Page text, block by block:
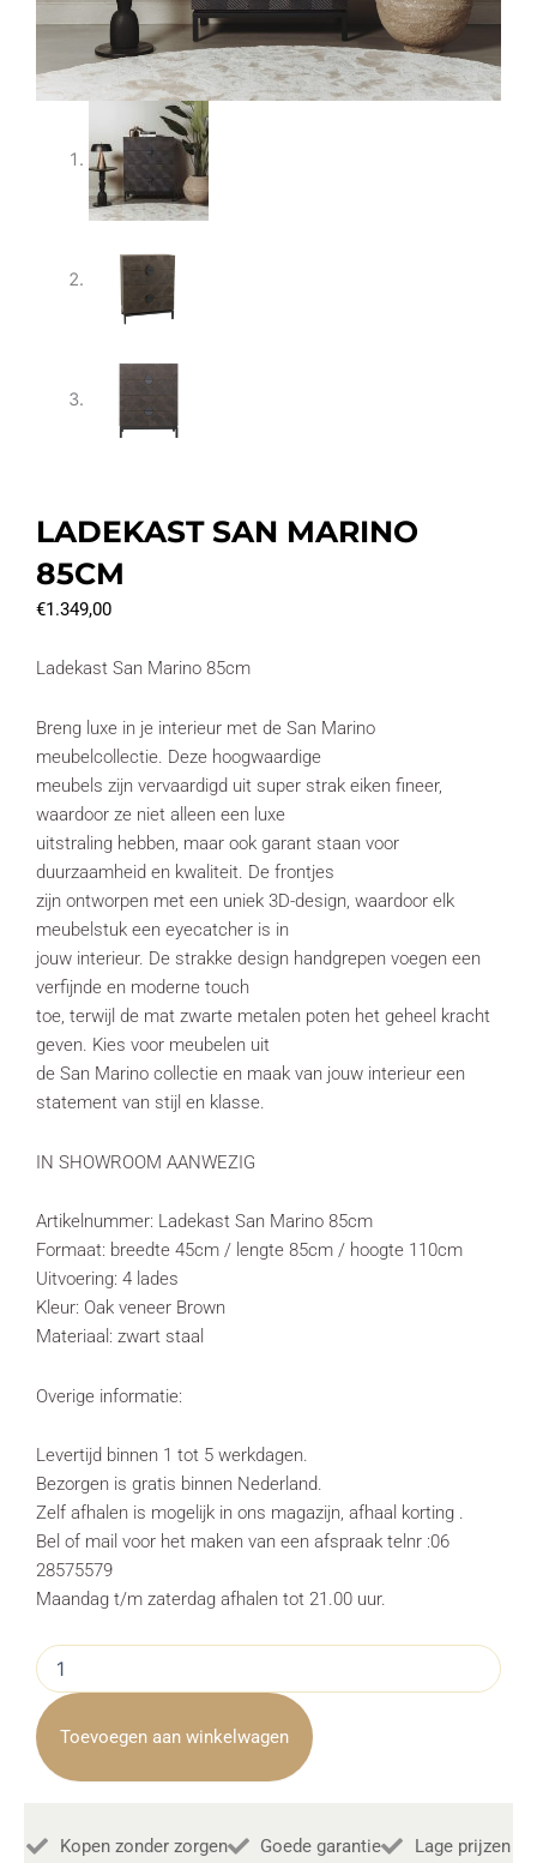
LADEKAST SAN MARINO
85CM
€1.349,00
Ladekast San Marino 85cm
Breng luxe in je interieur met de San Marino
meubelcollectie. Deze hoogwaardige
meubels zijn vervaardigd uit super strak eiken fineer,
waardoor ze niet alleen een luxe
uitstraling hebben, maar ook garant staan voor
duurzaamheid en kwaliteit. De frontjes
zijn ontworpen met een uniek 3D-design, waardoor elk
meubelstuk een eyecatcher is in
jouw interieur. De strakke design handgrepen voegen een
verfijnde en moderne touch
toe, terwijl de mat zwarte metalen poten het geheel kracht
geven. Kies voor meubelen uit
de San Marino collectie en maak van jouw interieur een
statement van stijl en klasse.
IN SHOWROOM AANWEZIG
Artikelnummer: Ladekast San Marino 85cm
Formaat: breedte 45cm / lengte 85cm / hoogte 110cm
Uitvoering: 4 lades
Kleur: Oak veneer Brown
Materiaal: zwart staal
Overige informatie:
Levertijd binnen 1 tot 5 werkdagen.
Bezorgen is gratis binnen Nederland.
Zelf afhalen is mogelijk in ons magazijn, afhaal korting .
Bel of mail voor het maken van een afspraak telnr :06
28575579
Maandag t/m zaterdag afhalen tot 21.00 uur.
Ladekast
San
Marino
85cm
aantal
Toevoegen aan winkelwagen
Kopen zonder zorgen Goede garantie
Lage prijzen